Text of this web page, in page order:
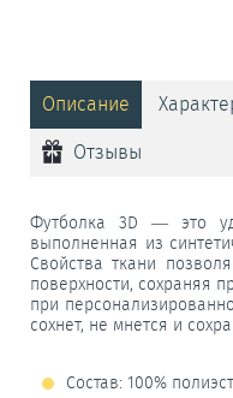
Описание
Отзывы
Футболка 3D — это
выполненная из
Свойства ткани
поверхности, сохраняя
при
сохнет, не мнется и
Состав: 100%